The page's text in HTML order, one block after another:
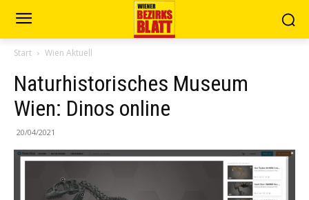
Start Wien Aktuell
Naturhistorisches Museum
Wien: Dinos online
20/04/2021